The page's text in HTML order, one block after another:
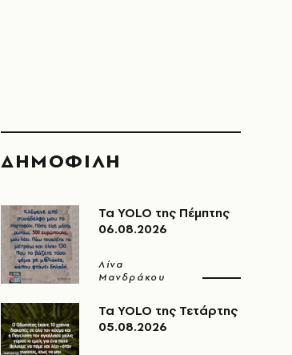
ΔΗΜΟΦΙΛΗ
Τα YOLO της Πέμπτης
06.08.2026
Λίνα
Μανδράκου
Τα YOLO της Τετάρτης
05.08.2026